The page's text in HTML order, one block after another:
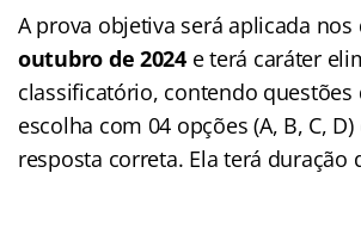
A prova objetiva será aplicada nos
outubro de 2024e terá caráter
classificatório, contendo
escolha com 04 opções (A, B, C,
resposta correta. Ela terá duração